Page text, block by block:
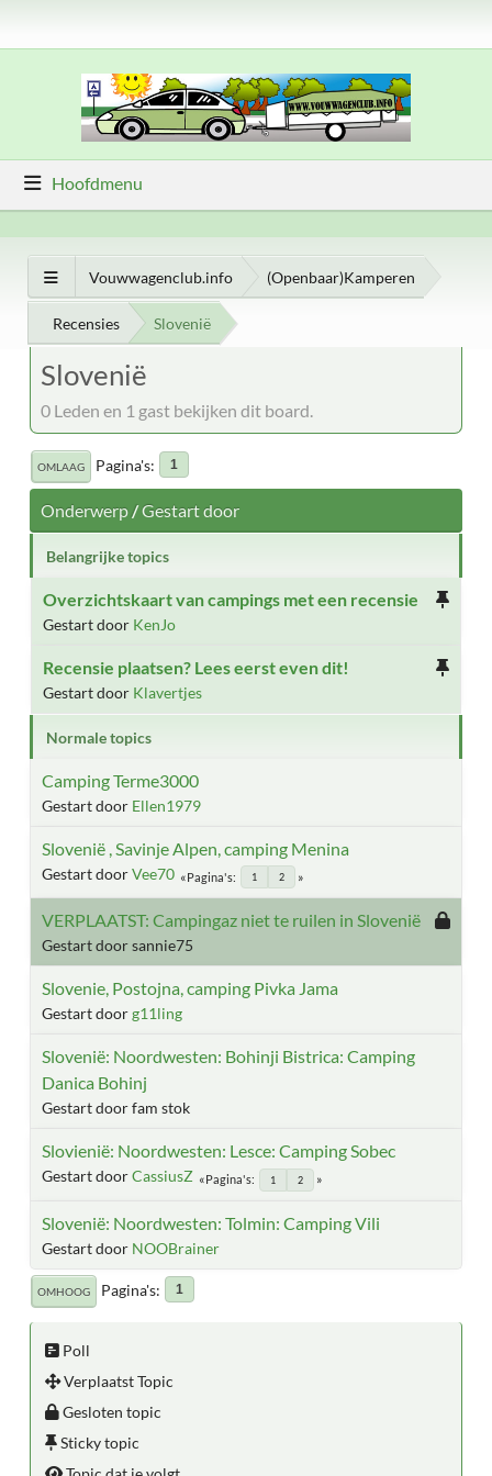
Hoofdmenu
Vouwwagenclub.info (Openbaar)Kamperen
Recensies Slovenië
Slovenië
0 Leden en 1 gast bekijken dit board.
OMLAAG Pagina's 1
Onderwerp/Gestart door
Belangrijke topics
Overzichtskaart van campings met een recensie
Gestart door KenJo
Recensie plaatsen? Lees eerst even dit!
Gestart door Klavertjes
Normale topics
Camping Terme3000
Gestart door Ellen1979
Slovenië , Savinje Alpen, camping Menina
Gestart doorVee70 Pagina's 1 2
VERPLAATST: Campingaz niet te ruilen in Slovenië
Gestart door sannie75
Slovenie, Postojna, camping Pivka Jama
Gestart doorg11ling
Slovenië: Noordwesten: Bohinji Bistrica: Camping
Danica Bohinj
Gestart door fam stok
Slovienië: Noordwesten: Lesce: Camping Sobec
Gestart doorCassiusZ Pagina's 1 2
Slovenië: Noordwesten: Tolmin: Camping Vili
Gestart door NOOBrainer
OMHOOG Pagina's 1
Poll
Verplaatst Topic
Gesloten topic
Sticky topic